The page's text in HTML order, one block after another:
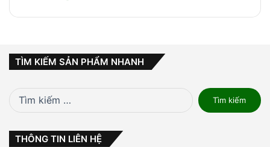
TÌM KIẾM SẢN PHẨM NHANH
Tìm
kiếm
THÔNG TIN LIÊN HỆ